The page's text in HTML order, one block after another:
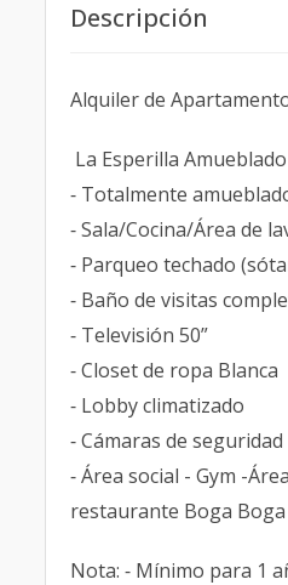
Descripción
Alquiler de
La Esperilla
⁃ Totalmente
⁃ Sala/Cocina/Área de
⁃ Parqueo techado
⁃ Baño de visitas
⁃ Televisión 50”
⁃ Closet de ropa Blanca
⁃ Lobby climatizado
⁃ Cámaras de seguridad
⁃ Área social - Gym -
restaurante Boga Boga
Nota: ⁃ Mínimo para 1